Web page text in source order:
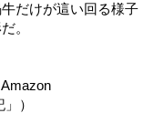
だけが這い回る様子
。
）